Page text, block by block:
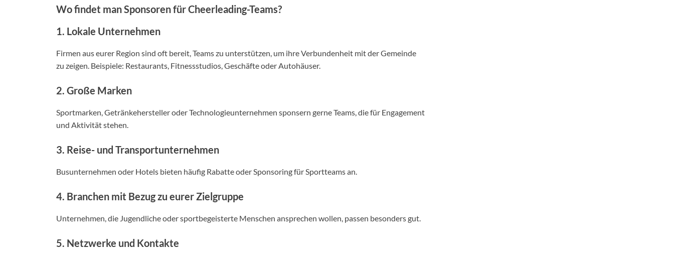
Wo findet man Sponsoren für Cheerleading-Teams?
1. Lokale Unternehmen
Firmen aus eurer Region sind oft bereit, Teams zu unterstützen, um ihre Verbundenheit mit der Gemeinde
zu zeigen. Beispiele: Restaurants, Fitnessstudios, Geschäfte oder Autohäuser.
2. Große Marken
Sportmarken, Getränkehersteller oder Technologieunternehmen sponsern gerne Teams, die für Engagement
und Aktivität stehen.
3. Reise- und Transportunternehmen
Busunternehmen oder Hotels bieten häufig Rabatte oder Sponsoring für Sportteams an.
4. Branchen mit Bezug zu eurer Zielgruppe
Unternehmen, die Jugendliche oder sportbegeisterte Menschen ansprechen wollen, passen besonders gut.
5. Netzwerke und Kontakte